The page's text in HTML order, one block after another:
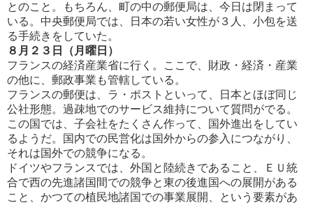
とのこと。もちろん、町の中の郵便局は、今日は閉まって
いる。中央郵便局では、日本の若い女性が３人、小包を送
る手続きをしていた。
８月２３日（月曜日）
フランスの経済産業省に行く。ここで、財政・経済・産業
の他に、郵政事業も管轄している。
フランスの郵便は、ラ・ポストといって、日本とほぼ同じ
公社形態。過疎地でのサービス維持について質問がでる。
この国では、子会社をたくさん作って、国外進出をしてい
るようだ。国内での民営化は国外からの参入につながり、
それは国外での競争になる。
ドイツやフランスでは、外国と陸続きであること、ＥＵ統
合で西の先進諸国間での競争と東の後進国への展開がある
こ と、かつての植民地諸国での事業展開、という要素があ